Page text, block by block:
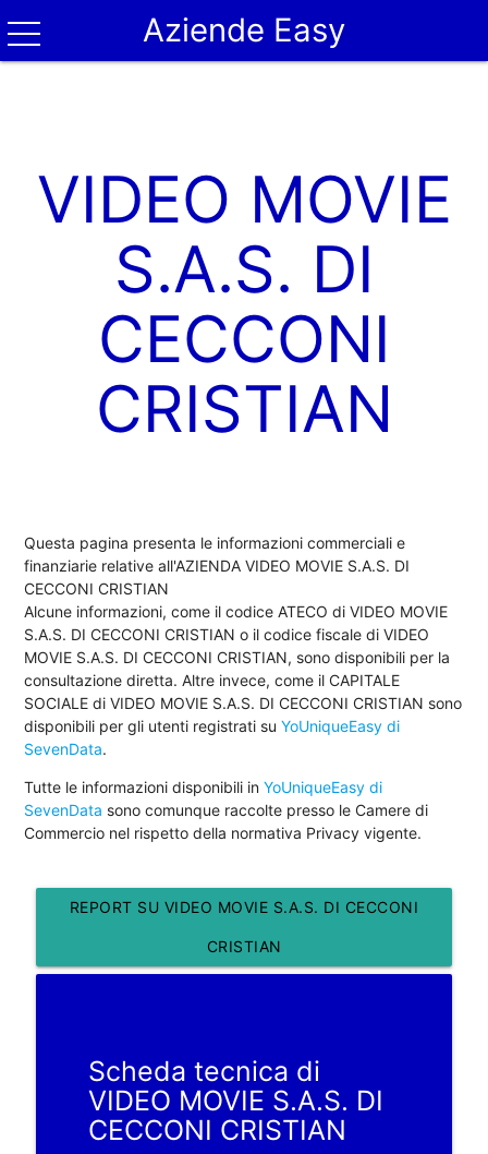
Aziende Easy
VIDEO MOVIE
S.A.S. DI
CECCONI
CRISTIAN
Questa pagina presenta le informazioni commerciali e
finanziarie relative all'AZIENDA VIDEO MOVIE S.A.S. DI
CECCONI CRISTIAN
Alcune informazioni, come il codice ATECO di VIDEO MOVIE
S.A.S. DI CECCONI CRISTIAN o il codice fiscale di VIDEO
MOVIE S.A.S. DI CECCONI CRISTIAN, sono disponibili per la
consultazione diretta. Altre invece, come il CAPITALE
SOCIALE di VIDEO MOVIE S.A.S. DI CECCONI CRISTIAN sono
disponibili per gli utenti registrati suYoUniqueEasy di
SevenData.
Tutte le informazioni disponibili inYoUniqueEasy di
SevenData sono comunque raccolte presso le Camere di
Commercio nel rispetto della normativa Privacy vigente.
REPORT SU VIDEO MOVIE S.A.S. DI CECCONI
CRISTIAN
Scheda tecnica di
VIDEO MOVIE S.A.S. DI
CECCONI CRISTIAN